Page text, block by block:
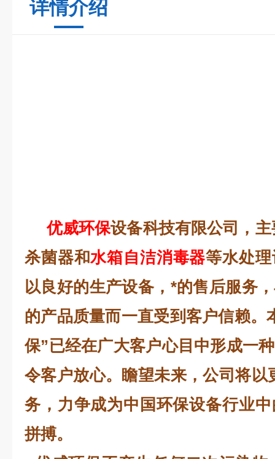
详情介绍
优威环保设备科技有限公司，
杀菌器和水箱自洁消毒器等水处
以良好的生产设备，*的售后服务
的产品质量而一直受到客户信赖。
保”已经在广大客户心目中形成一
令客户放心。瞻望未来，公司将以
务，力争成为中国环保设备行业
拼搏。